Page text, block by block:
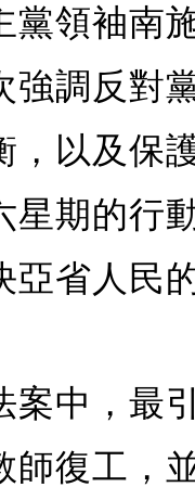
黨領袖南
強調反對
，以及保
星期的行
亞省人民
案中，最
師復工，